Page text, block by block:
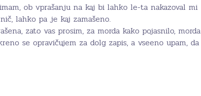
ob vprašanju na kaj bi lahko le-ta nakazoval mi
lahko pa je kaj zamašeno.
zato vas prosim, za morda kako pojasnilo, morda
se opravičujem za dolg zapis, a vseeno upam, da